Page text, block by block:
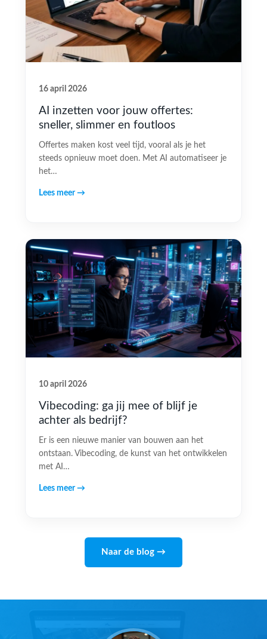
16 april 2026
AI inzetten voor jouw offertes:
sneller, slimmer en foutloos
Offertes maken kost veel tijd, vooral als je het
steeds opnieuw moet doen. Met AI automatiseer je
het…
Lees meer →
10 april 2026
Vibecoding: ga jij mee of blijf je
achter als bedrijf?
Er is een nieuwe manier van bouwen aan het
ontstaan. Vibecoding, de kunst van het ontwikkelen
met AI…
Lees meer →
Naar de blog →